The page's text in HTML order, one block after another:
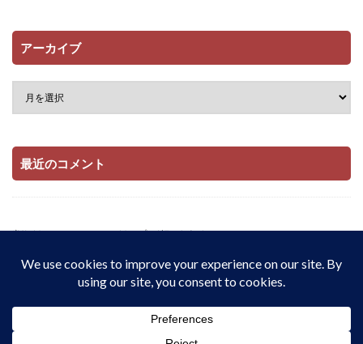
アーカイブ
最近のコメント
当サイトはAmazonアソシエイト・プログラムおよび
配当とインデックス投資でサイドFIREをしたい私の記